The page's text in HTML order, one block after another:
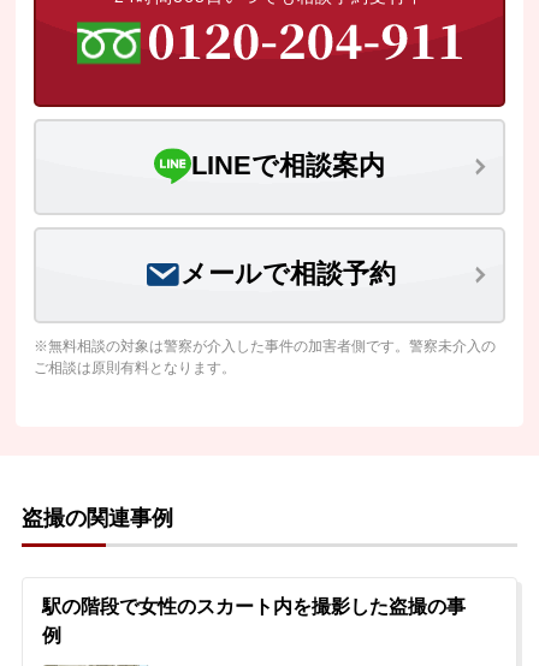
LINEで相談案内
メールで相談予約
※無料相談の対象は警察が介入した事件の加害者側です。警察未介入の
ご相談は原則有料となります。
盗撮の関連事例
駅の階段で女性のスカート内を撮影した盗撮の事
例